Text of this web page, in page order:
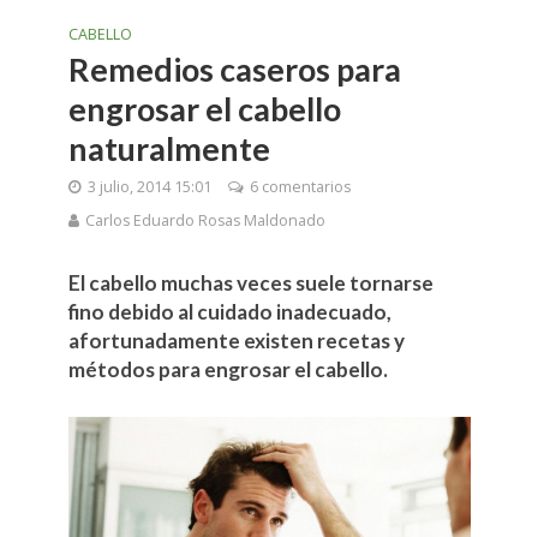
CABELLO
Remedios caseros para
engrosar el cabello
naturalmente
3 julio, 2014 15:01
6 comentarios
Carlos Eduardo Rosas Maldonado
El cabello muchas veces suele tornarse
fino debido al cuidado inadecuado,
afortunadamente existen recetas y
métodos para engrosar el cabello.